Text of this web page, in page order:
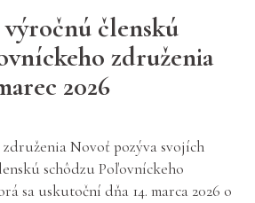
výročnú členskú
združenia
2026
Novoť pozýva svojích
schôdzu Poľovníckeho
sa uskutoční dňa 14. marca 2026 o